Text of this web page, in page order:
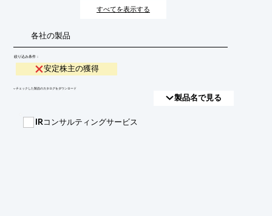
持続的な成長を支える上で重要な戦略です。
すべてを表示する
各社の製品
絞り込み条件：
安定株主の獲得
​▼チェックした製品のカタログをダウンロード
製品名で見る
IRコンサルティングサービス